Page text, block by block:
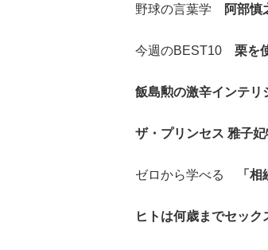
野球の言葉学 阿部慎
今週のBEST10 栗を
飯島勲の激辛インテリ
ザ・プリンセス 雅子
ゼロから学べる 「
ヒトは何歳までセック